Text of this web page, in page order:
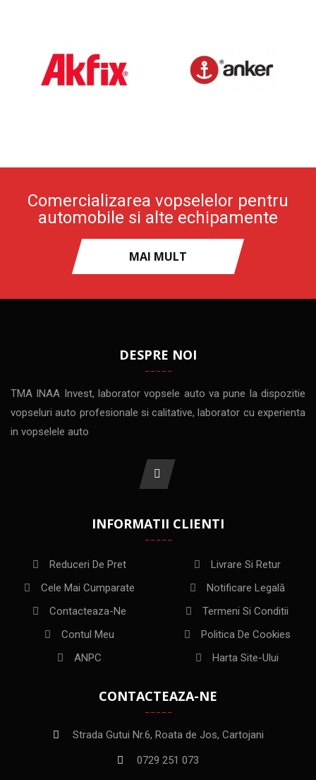
Comercializarea vopselelor pentru
automobile si alte echipamente
MAI MULT
DESPRE NOI
TMA INAA Invest, laborator vopsele auto va pune la dispozitie
vopseluri auto profesionale si calitative, laborator cu experienta
in vopselele auto
INFORMATII CLIENTI
Reduceri De Pret
Cele Mai Cumparate
Contacteaza-Ne
Contul Meu
ANPC
Livrare Si Retur
Notificare Legală
Termeni Si Conditii
Politica De Cookies
Harta Site-Ului
CONTACTEAZA-NE
Strada Gutui Nr.6, Roata de Jos, Cartojani
0729 251 073